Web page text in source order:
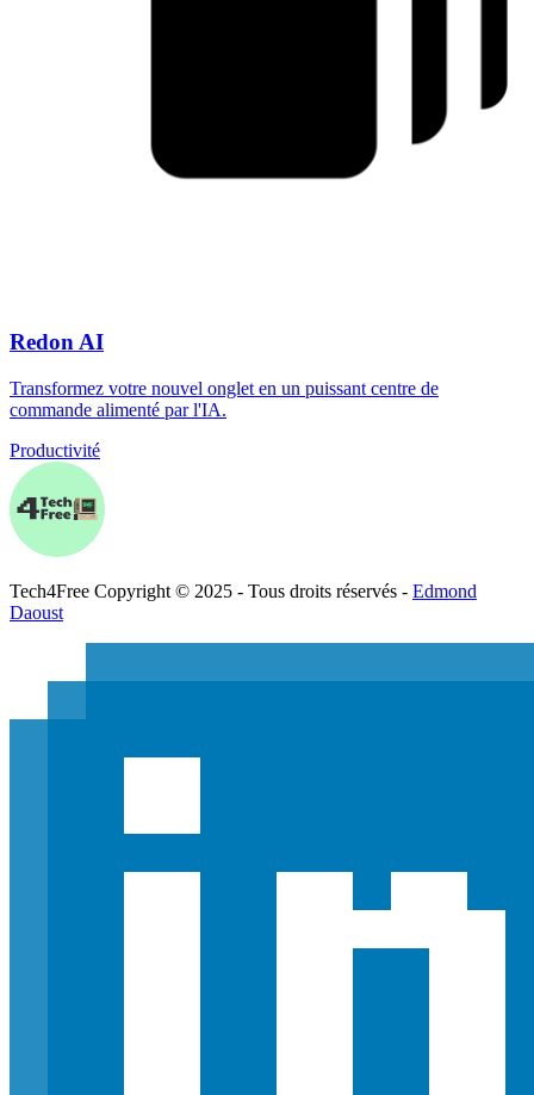
Redon AI
Transformez votre nouvel onglet en un puissant centre de
commande alimenté par l'IA.
Productivité
Tech4Free Copyright © 2025 - Tous droits réservés - Edmond
Daoust